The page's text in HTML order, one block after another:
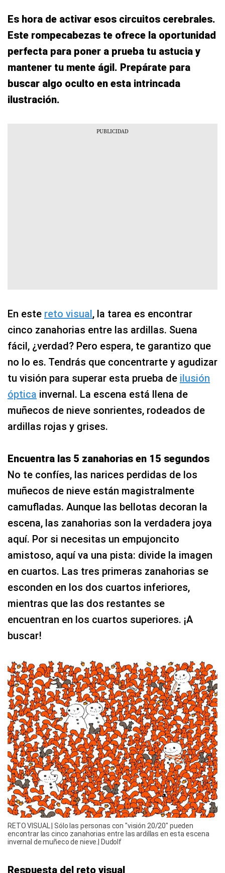
Es hora de activar esos circuitos cerebrales.
Este rompecabezas te ofrece la oportunidad
perfecta para poner a prueba tu astucia y
mantener tu mente ágil. Prepárate para
buscar algo oculto en esta intrincada
ilustración.
En este reto visual, la tarea es encontrar
cinco zanahorias entre las ardillas. Suena
fácil, ¿verdad? Pero espera, te garantizo que
no lo es. Tendrás que concentrarte y agudizar
tu visión para superar esta prueba de ilusión
óptica invernal. La escena está llena de
muñecos de nieve sonrientes, rodeados de
ardillas rojas y grises.
Encuentra las 5 zanahorias en 15 segundos
No te confíes, las narices perdidas de los
muñecos de nieve están magistralmente
camufladas. Aunque las bellotas decoran la
escena, las zanahorias son la verdadera joya
aquí. Por si necesitas un empujoncito
amistoso, aquí va una pista: divide la imagen
en cuartos. Las tres primeras zanahorias se
esconden en los dos cuartos inferiores,
mientras que las dos restantes se
encuentran en los cuartos superiores. ¡A
buscar!
RETO VISUAL | Sólo las personas con "visión 20/20" pueden
encontrar las cinco zanahorias entre las ardillas en esta escena
invernal de muñeco de nieve.| Dudolf
Respuesta del reto visual